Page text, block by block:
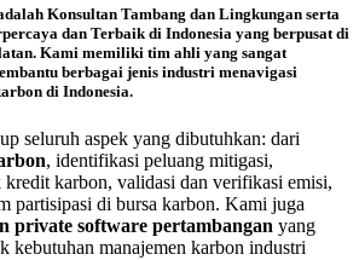
Konsultan Tambang dan Lingkungan serta
dan Terbaik di Indonesia yang berpusat di
Kami memiliki tim ahli yang sangat
berbagai jenis industri menavigasi
di Indonesia.
seluruh aspek yang dibutuhkan: dari
, identifikasi peluang mitigasi,
kredit karbon, validasi dan verifikasi emisi,
partisipasi di bursa karbon. Kami juga
private software pertambangan yang
kebutuhan manajemen karbon industri